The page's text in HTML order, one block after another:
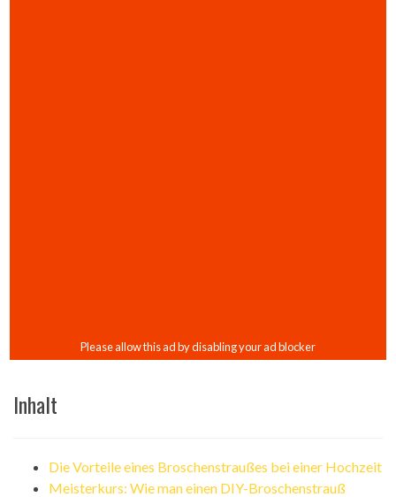
Inhalt
Die Vorteile eines Broschenstraußes bei einer Hochzeit
Meisterkurs: Wie man einen DIY-Broschenstrauß